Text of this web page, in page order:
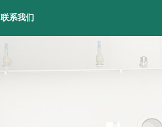
联系我们